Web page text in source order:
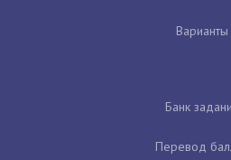
Варианты
Банк
Перевод